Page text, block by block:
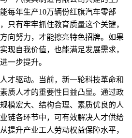
每年生产10万辆份红旗汽车零部
只有牢牢抓住教育质量这个关键，
向努力，才能擦亮特色招牌。如果
现自我价值，也能满足发展需求，
一步提升。
驱动。当前，新一轮科技革命和
质人才的重要性日益凸显。通过政
模宏大、结构合理、素质优良的人
链各环节中，可有效解决人才供给
提升产业工人劳动权益保障水平，